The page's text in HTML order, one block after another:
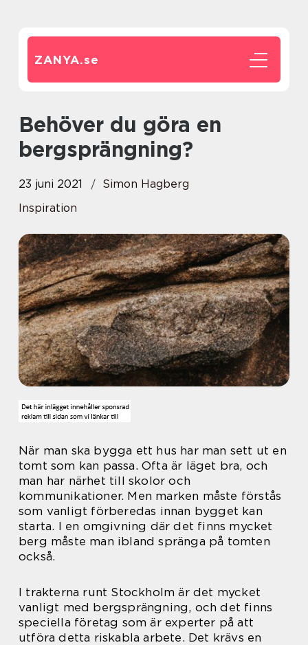
ZANYA.se
Behöver du göra en
bergsprängning?
23 juni 2021
Simon Hagberg
Inspiration
När man ska bygga ett hus har man sett ut en
tomt som kan passa. Ofta är läget bra, och
man har närhet till skolor och
kommunikationer. Men marken måste förstås
som vanligt förberedas innan bygget kan
starta. I en omgivning där det finns mycket
berg måste man ibland spränga på tomten
också.
I trakterna runt Stockholm är det mycket
vanligt med bergsprängning, och det finns
speciella företag som är experter på att
utföra detta riskabla arbete. Det krävs en